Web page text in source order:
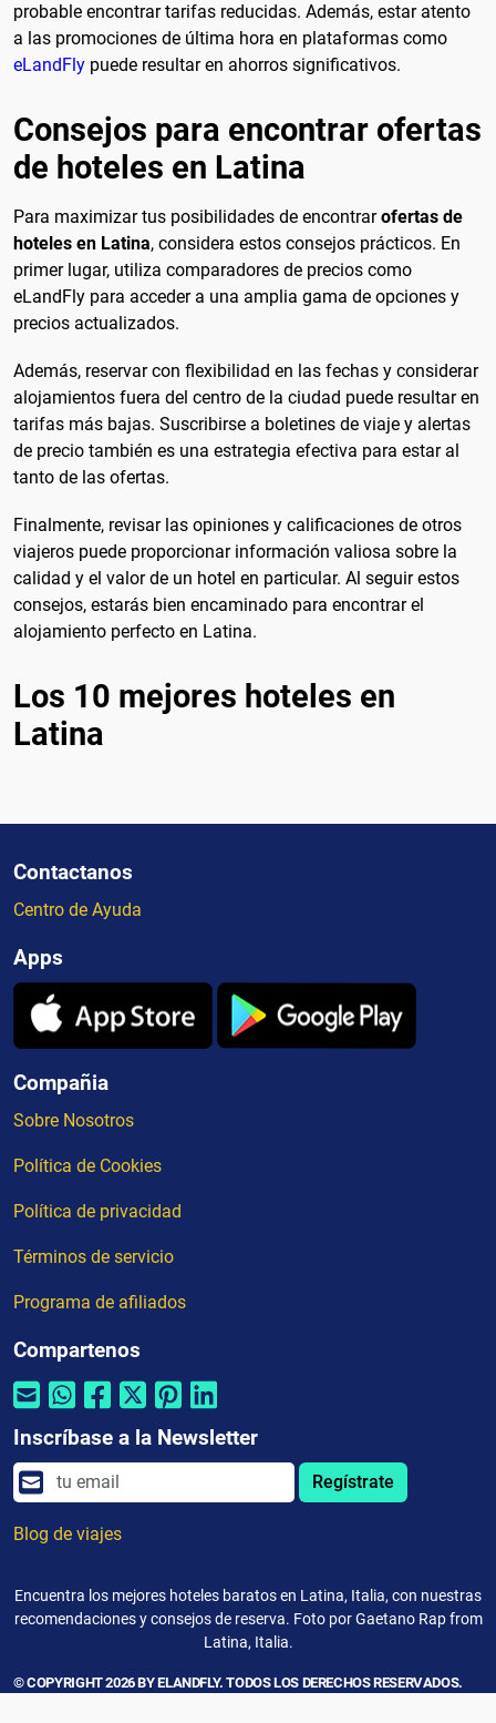
probable encontrar tarifas reducidas. Además, estar atento
a las promociones de última hora en plataformas como
eLandFly puede resultar en ahorros significativos.
Consejos para encontrar ofertas
de hoteles en Latina
Para maximizar tus posibilidades de encontrarofertas de
hoteles en Latina, considera estos consejos prácticos. En
primer lugar, utiliza comparadores de precios como
eLandFly para acceder a una amplia gama de opciones y
precios actualizados.
Además, reservar con flexibilidad en las fechas y considerar
alojamientos fuera del centro de la ciudad puede resultar en
tarifas más bajas. Suscribirse a boletines de viaje y alertas
de precio también es una estrategia efectiva para estar al
tanto de las ofertas.
Finalmente, revisar las opiniones y calificaciones de otros
viajeros puede proporcionar información valiosa sobre la
calidad y el valor de un hotel en particular. Al seguir estos
consejos, estarás bien encaminado para encontrar el
alojamiento perfecto en Latina.
Los 10 mejores hoteles en
Latina
Contactanos
Centro de Ayuda
Apps
Compañia
Sobre Nosotros
Política de Cookies
Política de privacidad
Términos de servicio
Programa de afiliados
Compartenos
Inscríbase a la Newsletter
Regístrate
Blog de viajes
Encuentra los mejores hoteles baratos en Latina, Italia, con nuestras
recomendaciones y consejos de reserva. Foto por Gaetano Rap from
Latina, Italia.
© COPYRIGHT 2026 BY ELANDFLY. TODOS LOS DERECHOS RESERVADOS.